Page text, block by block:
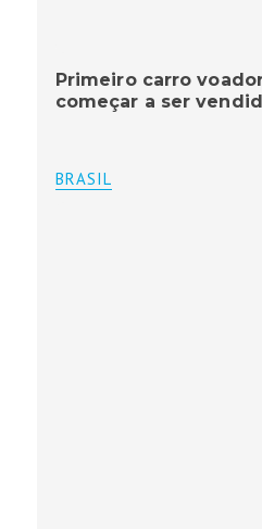
Primeiro carro
começar a ser
BRASIL